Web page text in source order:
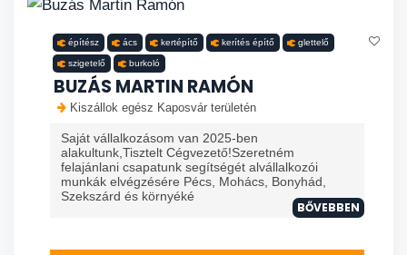
építész ács kertépítő kerítés építő glettelő
szigetelő burkoló
BUZÁS MARTIN RAMÓN
Kiszállok egész Kaposvár területén
Saját vállalkozásom van 2025-ben
alakultunk,Tisztelt Cégvezető!Szeretném
felajánlani csapatunk segítségét alvállalkozói
munkák elvégzésére Pécs, Mohács, Bonyhád,
Szekszárd és környéké
BŐVEBBEN